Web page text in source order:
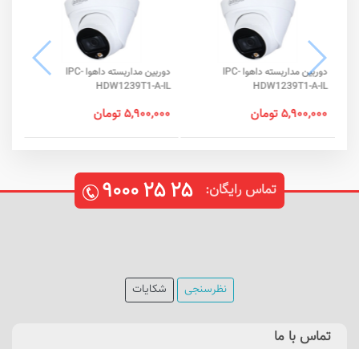
دوربین مداربسته داهوا IPC-
HDW1239T1-A-IL
۵,۹۰۰,۰۰۰ تومان
دوربین مداربسته داهوا IPC-
HDW1239T1-A-IL
۵,۹۰۰,۰۰۰ تومان
تماس رایگان: ۹۰۰۰۲۵۲۵
نظرسنجی شکایات
تماس با ما